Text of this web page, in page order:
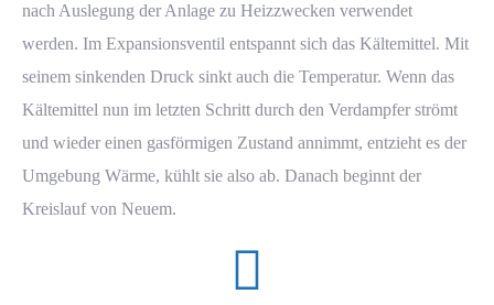
nach Auslegung der Anlage zu Heizzwecken verwendet
werden. Im Expansionsventil entspannt sich das Kältemittel. Mit
seinem sinkenden Druck sinkt auch die Temperatur. Wenn das
Kältemittel nun im letzten Schritt durch den Verdampfer strömt
und wieder einen gasförmigen Zustand annimmt, entzieht es der
Umgebung Wärme, kühlt sie also ab. Danach beginnt der
Kreislauf von Neuem.